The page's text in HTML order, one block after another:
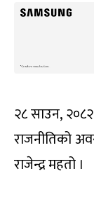
२८ साउन,
राजनीतिको
राजेन्द्र महतो ।